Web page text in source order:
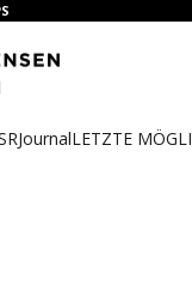
JournalLETZTE